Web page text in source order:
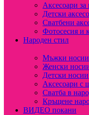
Аксесоари
Детски
Сватбени
Фотосесия и
Народен стил
Мъжки носии
Женски
Детски носии
Аксесоари с
Сватба в
Кръщене
ВИДЕО покани